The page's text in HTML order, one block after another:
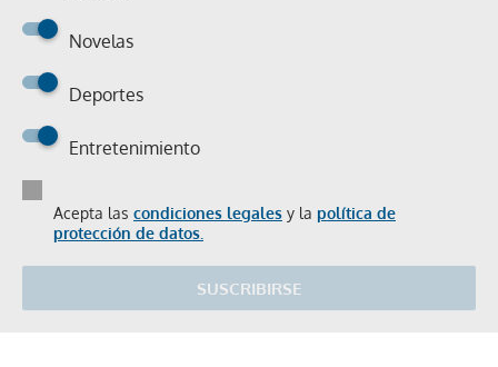
Novelas
Deportes
Entretenimiento
Acepta las condiciones legales y la política de
protección de datos.
SUSCRIBIRSE